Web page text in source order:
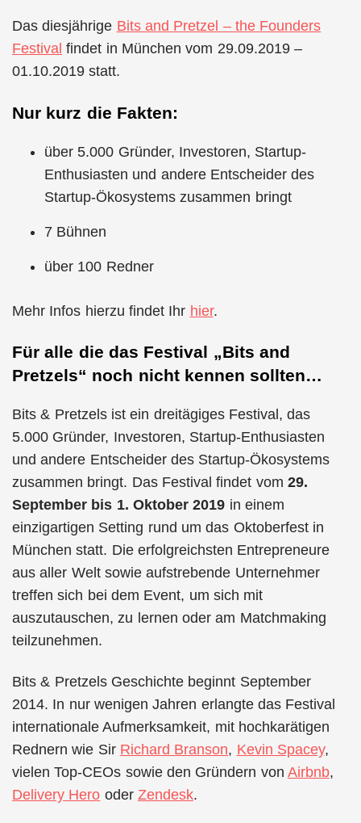
Das diesjährige Bits and Pretzel – the Founders
Festival findet in München vom 29.09.2019 –
01.10.2019 statt.
Nur kurz die Fakten:
über 5.000 Gründer, Investoren, Startup-
Enthusiasten und andere Entscheider des
Startup-Ökosystems zusammen bringt
7 Bühnen
über 100 Redner
Mehr Infos hierzu findet Ihr hier.
Für alle die das Festival „Bits and
Pretzels“ noch nicht kennen sollten…
Bits & Pretzels ist ein dreitägiges Festival, das
5.000 Gründer, Investoren, Startup-Enthusiasten
und andere Entscheider des Startup-Ökosystems
zusammen bringt. Das Festival findet vom 29.
September bis 1. Oktober 2019 in einem
einzigartigen Setting rund um das Oktoberfest in
München statt. Die erfolgreichsten Entrepreneure
aus aller Welt sowie aufstrebende Unternehmer
treffen sich bei dem Event, um sich mit
auszutauschen, zu lernen oder am Matchmaking
teilzunehmen.
Bits & Pretzels Geschichte beginnt September
2014. In nur wenigen Jahren erlangte das Festival
internationale Aufmerksamkeit, mit hochkarätigen
Rednern wie Sir Richard Branson, Kevin Spacey,
vielen Top-CEOs sowie den Gründern von Airbnb,
Delivery Hero oder Zendesk.